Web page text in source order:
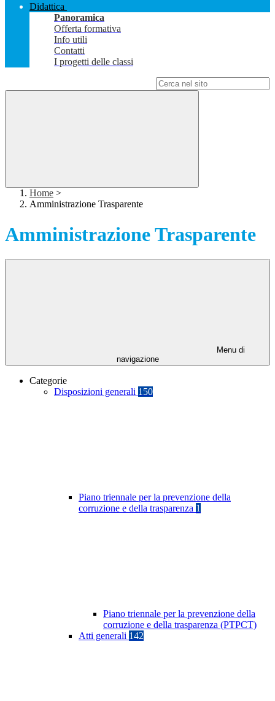
Didattica
Panoramica
Offerta formativa
Info utili
Contatti
I progetti delle classi
Home >
Amministrazione Trasparente
Amministrazione Trasparente
Menu di
navigazione
Categorie
Disposizioni generali 150
Piano triennale per la prevenzione della
corruzione e della trasparenza 1
Piano triennale per la prevenzione della
corruzione e della trasparenza (PTPCT)
Atti generali 142